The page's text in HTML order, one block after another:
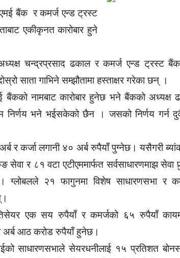
बैंक र कमर्ज एन्ड ट्रस्ट
एकीकृनत कारोबार हुने
चन्द्रप्रसाद ढकाल र कमर्ज एन्ड ट्रस्ट बैंक
साता गाभिने सम्झौतामा हस्ताक्षर गरेका छन् ।
बैंकको नामबाट कारोबार हुनेछ भने बैंकको
निर्णय भने भईसकेको छैन । जसको निर्णय गर्न
र कर्जा लगानी ४० अर्ब रुपैयाँ पुग्नेछ। यसैगरी
सेवा र ८१ वटा एटीएममार्फत सर्वसाधारणमाझ सेवा
ग्लोबलले २१ फागुनमा विशेष साधारणसभा र
एक सय रुपैयाँ र कमर्जको ६५ रुपैयाँ
अर्ब आठ करोड रुपैयाँ हुनेछ।
साधारणसभाले सेयरधनीलाई १५ प्रतिशत